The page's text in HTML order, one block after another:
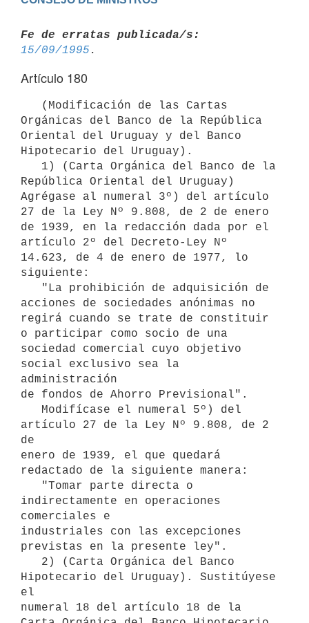
Fe de erratas publicada/s:
15/09/1995
Artículo 180
Orgánicas del Banco de la República
Oriental del Uruguay y del Banco
Hipotecario del Uruguay).
República Oriental del Uruguay)
Agrégase al numeral 3º) del artículo
27 de la Ley Nº 9.808, de 2 de enero
de 1939, en la redacción dada por el
artículo 2º del Decreto-Ley Nº
14.623, de 4 de enero de 1977, lo
siguiente:
acciones de sociedades anónimas no
regirá cuando se trate de constituir
o participar como socio de una
sociedad comercial cuyo objetivo
social exclusivo sea la
administración
de fondos de Ahorro Previsional".
artículo 27 de la Ley Nº 9.808, de 2
de
enero de 1939, el que quedará
redactado de la siguiente manera:
indirectamente en operaciones
comerciales e
industriales con las excepciones
previstas en la presente ley".
Hipotecario del Uruguay). Sustitúyese
el
numeral 18 del artículo 18 de la